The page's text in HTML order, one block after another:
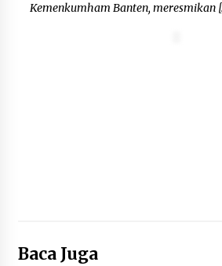
Kemenkumham Banten, meresmikan
Baca Juga